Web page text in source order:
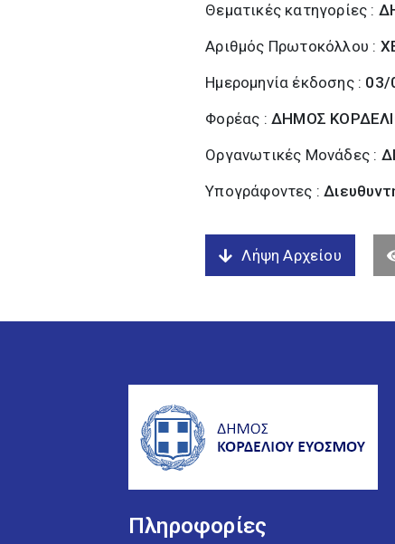
Θεματικές κατηγορίες :
Αριθμός Πρωτοκόλλου :
Ημερομηνία έκδοσης : 03/
Φορέας :ΔΗΜΟΣ
Οργανωτικές Μονάδες :
Υπογράφοντες :
Λήψη Αρχείου
Πληροφορίες